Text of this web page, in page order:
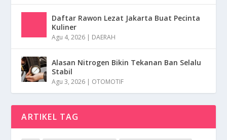
Daftar Rawon Lezat Jakarta Buat Pecinta
Kuliner
Agu 4, 2026 | DAERAH
Alasan Nitrogen Bikin Tekanan Ban Selalu
Stabil
Agu 3, 2026 | OTOMOTIF
ARTIKEL TAG